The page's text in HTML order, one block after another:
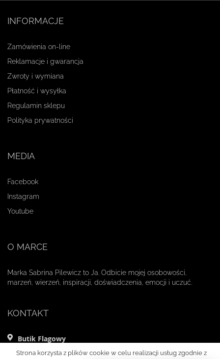
INFORMACJE
Zamówienia on-line
Reklamacje i gwarancja
Zwroty i wymiana
Płatność i wysyłka
Regulamin sklepu
Polityka prywatności
MEDIA
Facebook
Instagram
Youtube
O MARCE
Marka Sabrina Pilewicz to Ja. Odbicie mojej osobowości,
marzeń, wierzeń, inspiracji, doświadczenia, emocji i uczuć.
KONTAKT
Butik Flagowy
ul. Mikołaja Kopernika 11 lok. 1
Strona korzysta z plików cookie w celu realizacji usług zgodnie z